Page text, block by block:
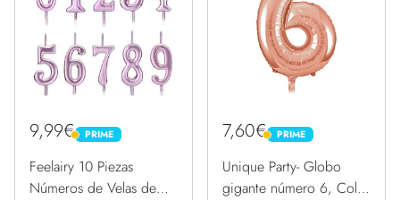
9,99€ PRIME
PRIME
Feelairy 10 Piezas
Números de Velas de
7,60€ PRIME
PRIME
Unique Party- Globo
gigante número 6, Color